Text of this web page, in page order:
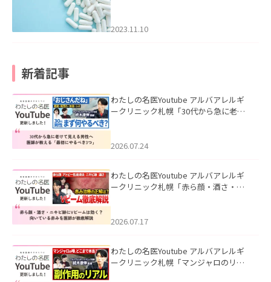
2023.11.10
新着記事
わたしの名医Youtube アルバアレルギ
ークリニック札幌「30代から急に老け
た。
2026.07.24
わたしの名医Youtube アルバアレルギ
ークリニック札幌「赤ら顔・酒さ・ニ
した。
2026.07.17
わたしの名医Youtube アルバアレルギ
ークリニック札幌「マンジャロのリア